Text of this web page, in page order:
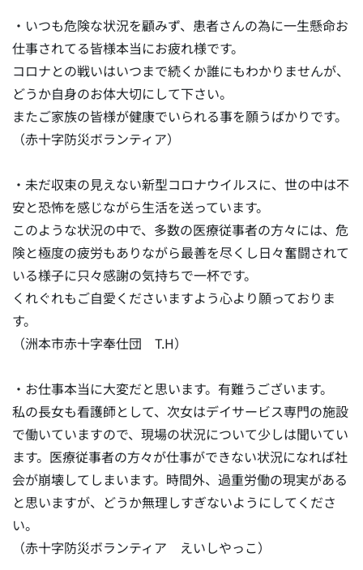
・いつも危険な状況を顧みず、患者さんの為に一生懸命お
仕事されてる皆様本当にお疲れ様です。
コロナとの戦いはいつまで続くか誰にもわかりませんが、
どうか自身のお体大切にして下さい。
またご家族の皆様が健康でいられる事を願うばかりです。
（赤十字防災ボランティア）
・未だ収束の見えない新型コロナウイルスに、世の中は不
安と恐怖を感じながら生活を送っています。
このような状況の中で、多数の医療従事者の方々には、危
険と極度の疲労もありながら最善を尽くし日々奮闘されて
いる様子に只々感謝の気持ちで一杯です。
くれぐれもご自愛くださいますよう心より願っておりま
す。
（洲本市赤十字奉仕団 T.H）
・お仕事本当に大変だと思います。有難うございます。
私の長女も看護師として、次女はデイサービス専門の施設
で働いていますので、現場の状況について少しは聞いてい
ます。医療従事者の方々が仕事ができない状況になれば社
会が崩壊してしまいます。時間外、過重労働の現実がある
と思いますが、どうか無理しすぎないようにしてくださ
い。
（赤十字防災ボランティア えいしやっこ）